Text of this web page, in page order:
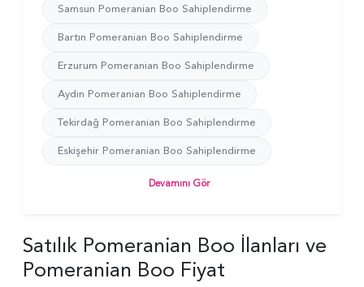
Samsun Pomeranian Boo Sahiplendirme
Bartın Pomeranian Boo Sahiplendirme
Erzurum Pomeranian Boo Sahiplendirme
Aydın Pomeranian Boo Sahiplendirme
Tekirdağ Pomeranian Boo Sahiplendirme
Eskişehir Pomeranian Boo Sahiplendirme
Devamını Gör
Satılık Pomeranian Boo İlanları ve
Pomeranian Boo Fiyat